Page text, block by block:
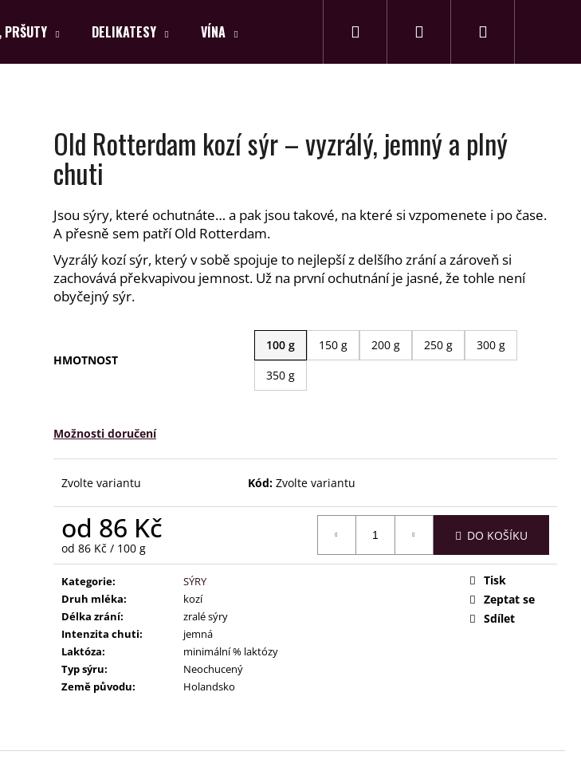
PRŠUTY DELIKATESY VÍNA
Přihlášení
Old Rotterdam kozí sýr – vyzrálý, jemný a plný
chuti
Jsou sýry, které ochutnáte… a pak jsou takové, na které si vzpomenete i po čase.
A přesně sem patří Old Rotterdam.
Vyzrálý kozí sýr, který v sobě spojuje to nejlepší z delšího zrání a zároveň si
zachovává překvapivou jemnost. Už na první ochutnání je jasné, že tohle není
obyčejný sýr.
HMOTNOST
100 g 150 g 200 g 250 g
300 g
350 g
Možnosti doručení
Zvolte variantu Kód: Zvolte variantu
od 86 Kč
Měrná
cena:
od 86 Kč / 100 g
DO KOŠÍKU
Kategorie:
SÝRY
Druh mléka:
kozí
Délka zrání:
zralé sýry
Intenzita chuti:
jemná
Laktóza:
minimální % laktózy
Typ sýru:
Neochucený
Země původu: Holandsko
Tisk
Zeptat se
Sdílet
HLEDAT